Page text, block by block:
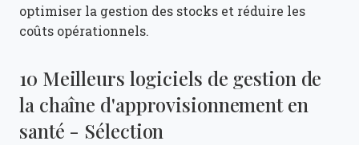
optimiser la gestion des stocks et réduire les
coûts opérationnels.
10 Meilleurs logiciels de gestion de
la chaîne d'approvisionnement en
santé - Sélection